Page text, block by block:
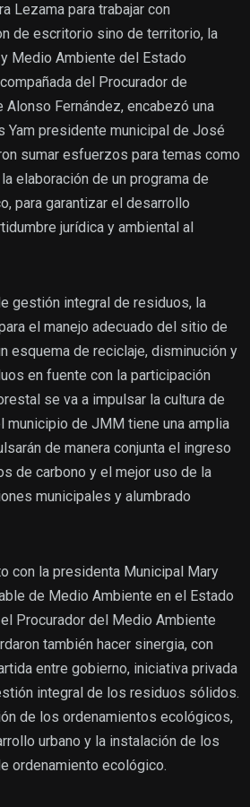
Lezama para trabajar con
de escritorio sino de territorio, la
Medio Ambiente del Estado
del Procurador de
Fernández, encabezó una
Yam presidente municipal de José
sumar esfuerzos para temas como
elaboración de un programa de
para garantizar el desarrollo
jurídica y ambiental al
gestión integral de residuos, la
el manejo adecuado del sitio de
esquema de reciclaje, disminución y
en fuente con la participación
se va a impulsar la cultura de
municipio de JMM tiene una amplia
de manera conjunta el ingreso
de carbono y el mejor uso de la
municipales y alumbrado
con la presidenta Municipal Mary
de Medio Ambiente en el Estado
Procurador del Medio Ambiente
también hacer sinergia, con
entre gobierno, iniciativa privada
integral de los residuos sólidos.
de los ordenamientos ecológicos,
urbano y la instalación de los
ordenamiento ecológico.